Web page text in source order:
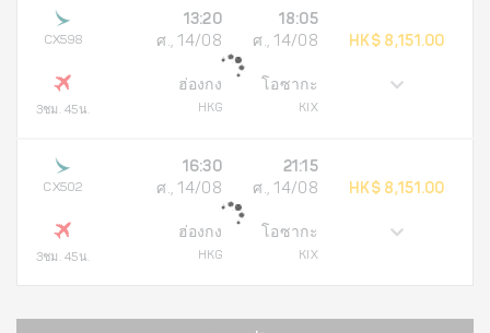
CX598
3ชม. 45น.
13:20
ศ., 14/08
ฮ่องกง
HKG
18:05
ศ., 14/08
โอซากะ
KIX
HK$ 8,151.00
CX502
3ชม. 45น.
16:30
ศ., 14/08
ฮ่องกง
HKG
21:15
ศ., 14/08
โอซากะ
KIX
HK$ 8,151.00